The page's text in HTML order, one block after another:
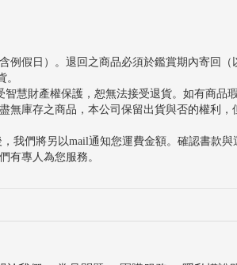
假日）。退回之商品必須於鑑賞期內寄回
慧財產權保護，恕無法接受退貨。如有商品
無庫存之商品，本公司保留出貨與否的權利
我們將另以mail通知您運費金額。確認書款
有專人為您服務。